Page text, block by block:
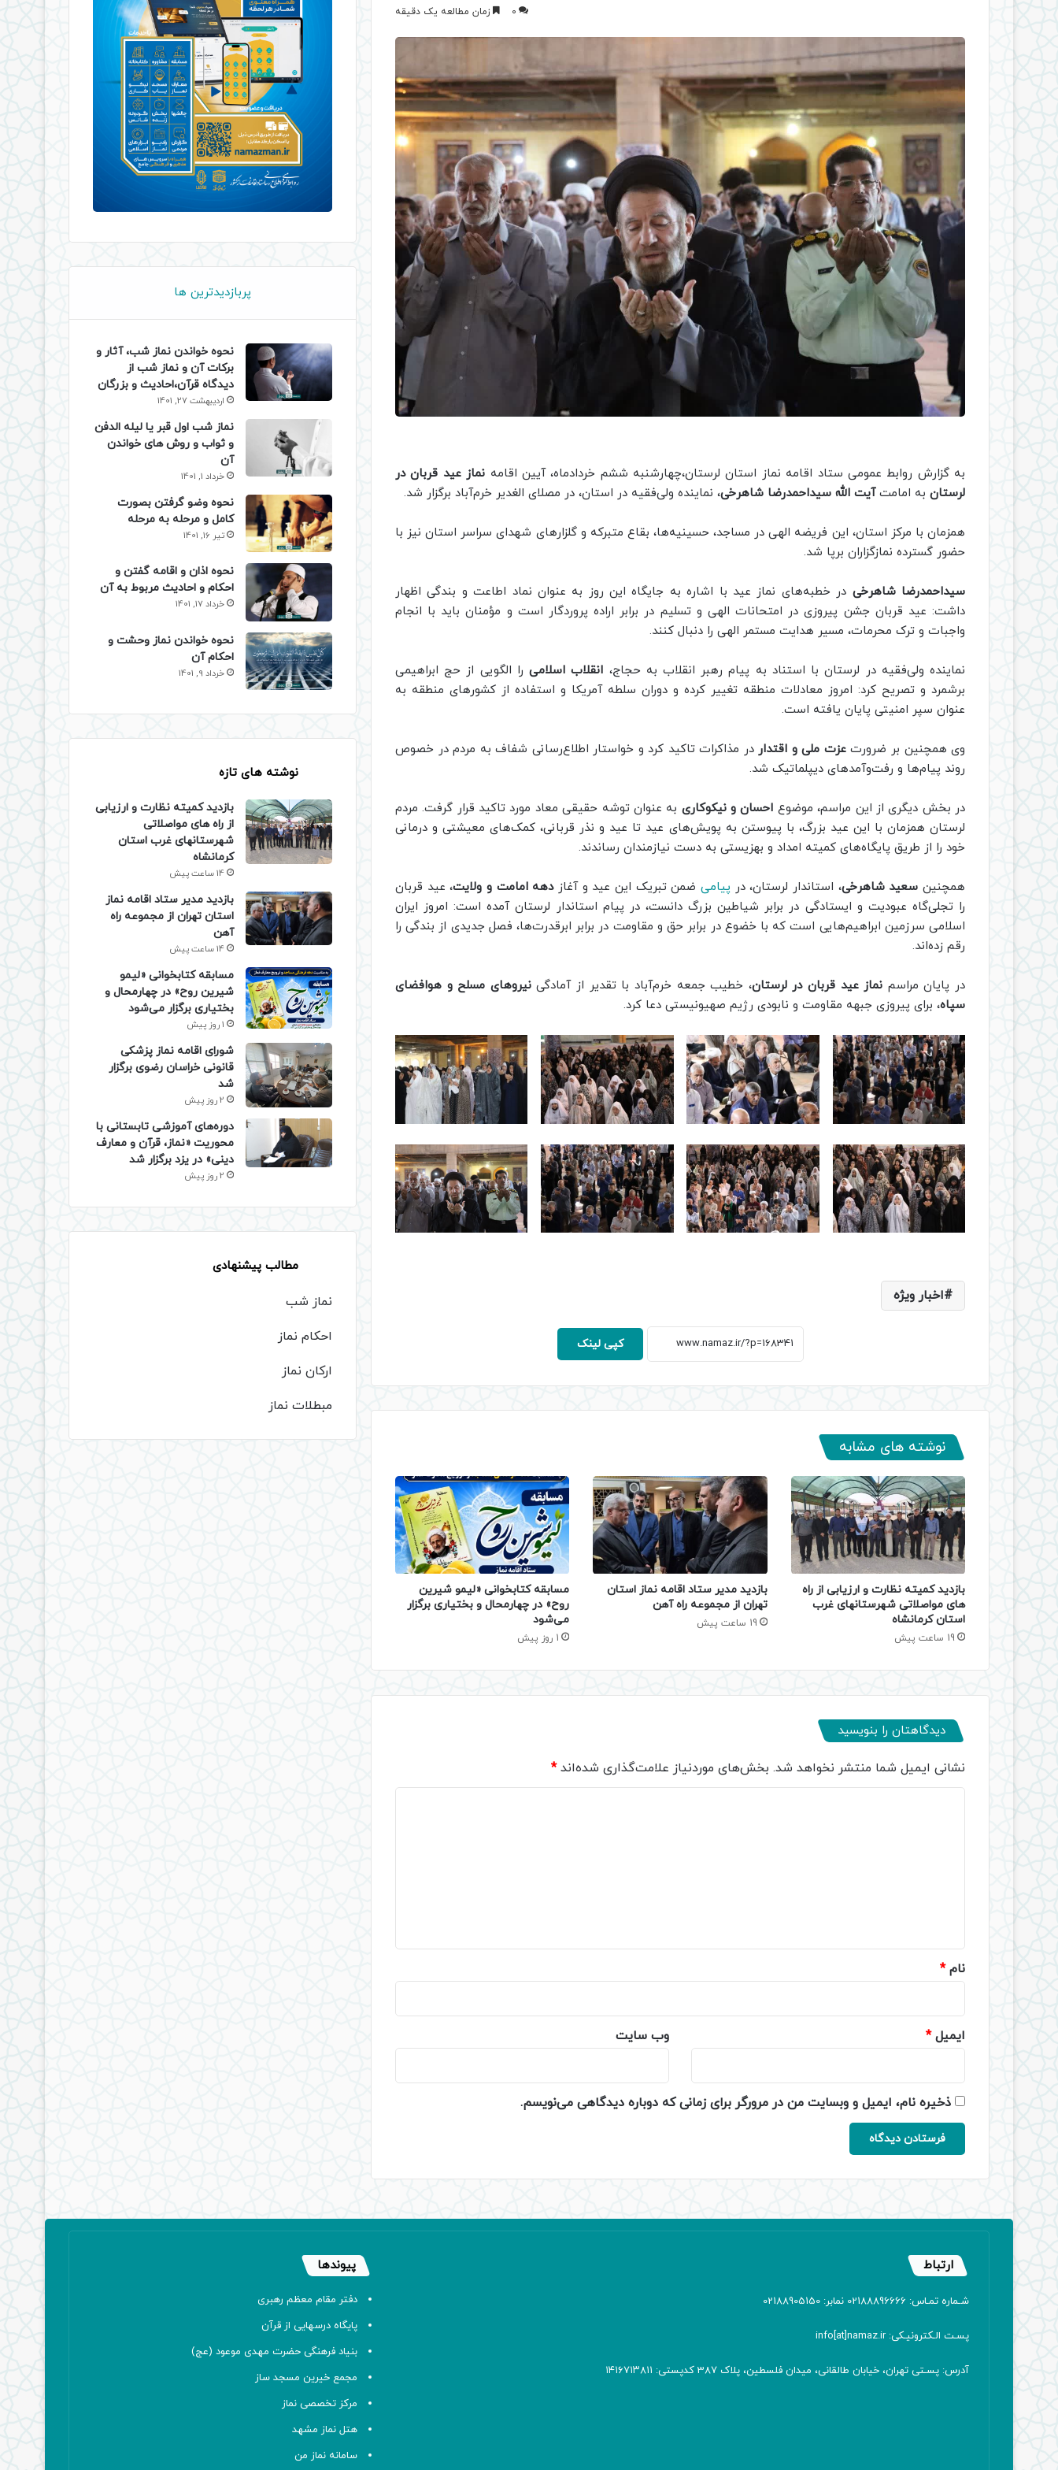
0 زمان مطالعه یک دقیقه
به گزارش روابط عمومی ستاد اقامه نماز استان لرستان،چهارشنبه ششم خردادماه، آیین اقامه نماز عید قربان در
لرستان به امامتآیت الله سیداحمدرضا شاهرخی، نماینده ولی‌فقیه در استان، در مصلای الغدیر خرم‌آباد برگزار شد.
همزمان با مرکز استان، این فریضه الهی در مساجد، حسینیه‌ها، بقاع متبرکه و گلزارهای شهدای سراسر استان نیز با
حضور گسترده نمازگزاران برپا شد.
سیداحمدرضا شاهرخی در خطبه‌های نماز عید با اشاره به جایگاه این روز به عنوان نماد اطاعت و بندگی اظهار
داشت: عید قربان جشن پیروزی در امتحانات الهی و تسلیم در برابر اراده پروردگار است و مؤمنان باید با انجام
واجبات و ترک محرمات، مسیر هدایت مستمر الهی را دنبال کنند.
نماینده ولی‌فقیه در لرستان با استناد به پیام رهبر انقلاب به حجاج، انقلاب اسلامیرا الگویی از حج ابراهیمی
برشمرد و تصریح کرد: امروز معادلات منطقه تغییر کرده و دوران سلطه آمریکا و استفاده از کشورهای منطقه به
عنوان سپر امنیتی پایان یافته است.
وی همچنین بر ضرورتعزت ملی و اقتداردر مذاکرات تاکید کرد و خواستار اطلاع‌رسانی شفاف به مردم در خصوص
روند پیام‌ها و رفت‌وآمدهای دیپلماتیک شد.
در بخش دیگری از این مراسم، موضوع احسان و نیکوکاری به عنوان توشه حقیقی معاد مورد تاکید قرار گرفت. مردم
لرستان همزمان با این عید بزرگ، با پیوستن به پویش‌های عید تا عید و نذر قربانی، کمک‌های معیشتی و درمانی
خود را از طریق پایگاه‌های کمیته امداد و بهزیستی به دست نیازمندان رساندند.
همچنین سعید شاهرخی، استاندار لرستان، در پیامیضمن تبریک این عید و آغازدهه امامت و ولایت، عید قربان
را تجلی‌گاه عبودیت و ایستادگی در برابر شیاطین بزرگ دانست، در پیام استاندار لرستان آمده است: امروز ایران
اسلامی سرزمین ابراهیم‌هایی است که با خضوع در برابر حق و مقاومت در برابر ابرقدرت‌ها، فصل جدیدی از بندگی را
رقم زده‌اند.
در پایان مراسم نماز عید قربان در لرستان، خطیب جمعه خرم‌آباد با تقدیر از آمادگینیروهای مسلح و هوافضای
سپاه، برای پیروزی جبهه مقاومت و نابودی رژیم صهیونیستی دعا کرد.
اخبار ویژه
کپی لینک
نوشته های مشابه
بازدید کمیته نظارت و ارزیابی از راه
های مواصلاتی شهرستانهای غرب
استان کرمانشاه
19 ساعت پیش
بازدید مدیر ستاد اقامه نماز استان
تهران از مجموعه راه آهن
19 ساعت پیش
مسابقه کتابخوانی «لیمو شیرین
روح» در چهارمحال و بختیاری برگزار
می‌شود
1 روز پیش
دیدگاهتان را بنویسید
نشانی ایمیل شما منتشر نخواهد شد. بخش‌های موردنیاز علامت‌گذاری شده‌اند*
نام*
ایمیل* وب‌ سایت
ذخیره نام، ایمیل و وبسایت من در مرورگر برای زمانی که دوباره دیدگاهی می‌نویسم.
پربازدیدترین ها
نحوه خواندن نماز شب، آثار و
برکات آن و نماز شب از
دیدگاه قرآن،احادیث و بزرگان
اردیبهشت 27, 1401
نماز شب اول قبر یا لیله الدفن
و ثواب و روش های خواندن
آن
خرداد 1, 1401
نحوه وضو گرفتن بصورت
کامل و مرحله به مرحله
تیر 16, 1401
نحوه اذان و اقامه گفتن و
احکام و احادیث مربوط به آن
خرداد 17, 1401
نحوه خواندن نماز وحشت و
احکام آن
خرداد 9, 1401
نوشته های تازه
بازدید کمیته نظارت و ارزیابی
از راه های مواصلاتی
شهرستانهای غرب استان
کرمانشاه
14 ساعت پیش
بازدید مدیر ستاد اقامه نماز
استان تهران از مجموعه راه
آهن
14 ساعت پیش
مسابقه کتابخوانی «لیمو
شیرین روح» در چهارمحال و
بختیاری برگزار می‌شود
1 روز پیش
شورای اقامه نماز پزشکی
قانونی خراسان رضوی برگزار
شد
2 روز پیش
دوره‌های آموزشی تابستانی با
محوریت «نماز، قرآن و معارف
دینی» در یزد برگزار شد
2 روز پیش
مطالب پیشنهادی
نماز شب
احکام نماز
ارکان نماز
مبطلات نماز
ارتباط
شـماره تمـاس: 02188896666 نمابر: 02188905150
پسـت الـکترونیـکی: info[at]namaz.ir
آدرس: پسـتی تهران، خیابان طالقانی، میدان فلسطین، پلاک 387 کدپستی: ۱۴۱۶۷۱۳۸۱۱
پیوندها
دفتر مقام معظم رهبری
پایگاه درسهایی از قرآن
بنیاد فرهنگی حضرت مهدی موعود (عج)
مجمع خیرین مسجد ساز
مرکز تخصصی نماز
هتل نماز مشهد
سامانه نماز من